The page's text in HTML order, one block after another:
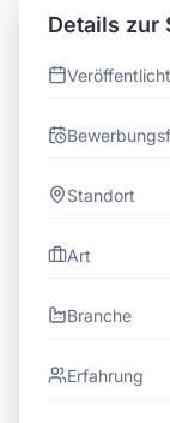
Details zur
Veröffentlicht
Standort
Art
Branche
Erfahrung